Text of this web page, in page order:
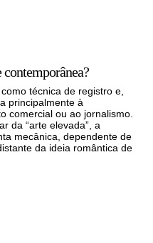
técnica de registro e,
principalmente à
comercial ou ao jornalismo.
da “arte elevada”, a
mecânica, dependente de
da ideia romântica de